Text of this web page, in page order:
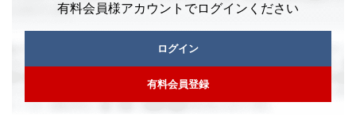
有料会員様アカウントでログインください
ログイン
有料会員登録